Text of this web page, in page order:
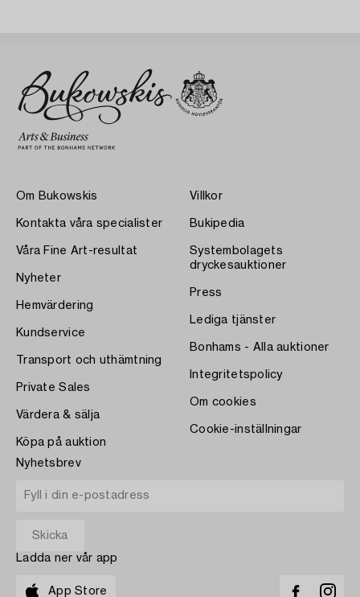
Om Bukowskis
Kontakta våra specialister
Våra Fine Art-resultat
Nyheter
Hemvärdering
Kundservice
Transport och uthämtning
Private Sales
Värdera & sälja
Köpa på auktion
Villkor
Bukipedia
Systembolagets
dryckesauktioner
Press
Lediga tjänster
Bonhams - Alla auktioner
Integritetspolicy
Om cookies
Cookie-inställningar
Nyhetsbrev
Ladda ner vår app
App Store